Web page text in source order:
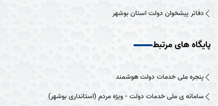
دفاتر پیشخوان دولت استان بوشهر
پایگاه های مرتبط
پنجره ملی خدمات دولت هوشمند
سامانه ی ملی خدمات دولت - ویژه مردم (استانداری بوشهر)